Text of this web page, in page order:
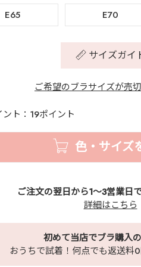
E65 E70
サイズガイ
ご希望のブラサイズが売
ト：19ポイント
色・サイズ
ご注文の翌日から1～3営業日
詳細はこちら
初めて当店でブラ購入
おうちで試着！何点でも返送料